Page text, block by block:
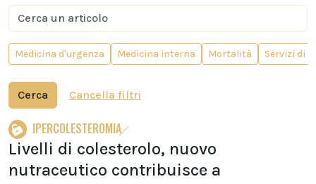
Medicina d'urgenza Medicina interna Mortalità Servizi di
Cerca Cancella filtri
IPERCOLESTEROMIA
Livelli di colesterolo, nuovo
nutraceutico contribuisce a